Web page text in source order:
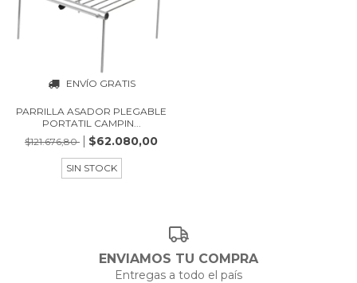
ENVÍO GRATIS
PARRILLA ASADOR PLEGABLE
PORTATIL CAMPIN...
$121.676,80
$62.080,00
SIN STOCK
ENVIAMOS TU COMPRA
Entregas a todo el país